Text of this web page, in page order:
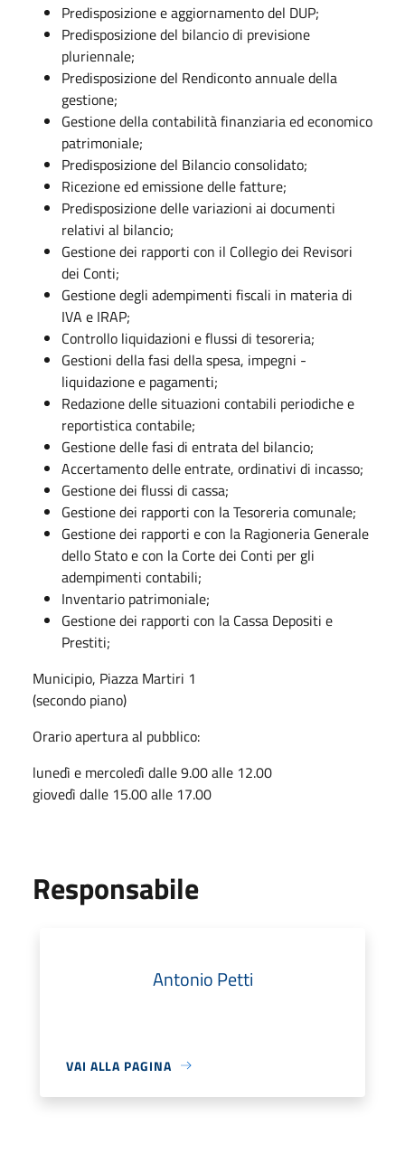
Predisposizione e aggiornamento del DUP;
Predisposizione del bilancio di previsione
pluriennale;
Predisposizione del Rendiconto annuale della
gestione;
Gestione della contabilità finanziaria ed economico
patrimoniale;
Predisposizione del Bilancio consolidato;
Ricezione ed emissione delle fatture;
Predisposizione delle variazioni ai documenti
relativi al bilancio;
Gestione dei rapporti con il Collegio dei Revisori
dei Conti;
Gestione degli adempimenti fiscali in materia di
IVA e IRAP;
Controllo liquidazioni e flussi di tesoreria;
Gestioni della fasi della spesa, impegni -
liquidazione e pagamenti;
Redazione delle situazioni contabili periodiche e
reportistica contabile;
Gestione delle fasi di entrata del bilancio;
Accertamento delle entrate, ordinativi di incasso;
Gestione dei flussi di cassa;
Gestione dei rapporti con la Tesoreria comunale;
Gestione dei rapporti e con la Ragioneria Generale
dello Stato e con la Corte dei Conti per gli
adempimenti contabili;
Inventario patrimoniale;
Gestione dei rapporti con la Cassa Depositi e
Prestiti;
Municipio, Piazza Martiri 1
(secondo piano)
Orario apertura al pubblico:
lunedì e mercoledì dalle 9.00 alle 12.00
giovedì dalle 15.00 alle 17.00
Responsabile
Antonio Petti
VAI ALLA PAGINA